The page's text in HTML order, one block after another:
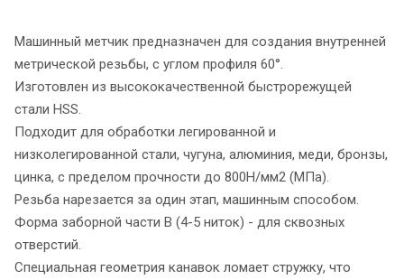
Машинный метчик предназначен для создания внутренней
метрической резьбы, с углом профиля 60°.
Изготовлен из высококачественной быстрорежущей
стали HSS.
Подходит для обработки легированной и
низколегированной стали, чугуна, алюминия, меди, бронзы,
цинка, с пределом прочности до 800Н/мм2 (МПа).
Резьба нарезается за один этап, машинным способом.
Форма заборной части B (4-5 ниток) - для сквозных
отверстий.
Специальная геометрия канавок ломает стружку, что